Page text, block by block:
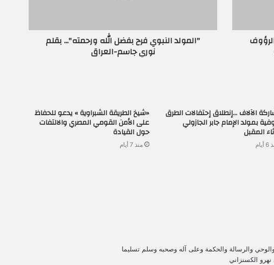
"المولد النبوي فرح بفضل الله ورحمته"... بقلم
نوري جاسم-العراق
الآلاف …إنطلاق إحتفالات الطرق
بمولد الإمام جابر الجازولي
المقبل
«شيخ الطريقة الشبراوية » يدعو للحفاظ
على الأمن القومي المصري والالتفات
حول القيادة
منذ 7 أيام
والرسالة والحكمة وعلى آله وصحبه وسلم تسليما
الكسنزاني